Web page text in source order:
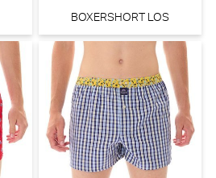
BOXERSHORT LOS